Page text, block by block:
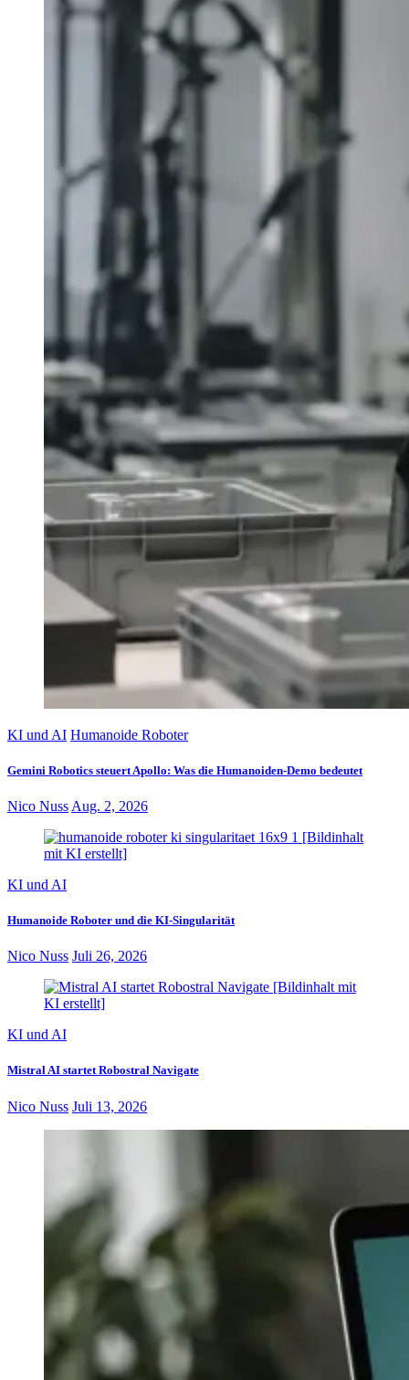
KI und AI Humanoide Roboter
Gemini Robotics steuert Apollo: Was die Humanoiden-Demo bedeutet
Nico Nuss Aug. 2, 2026
KI und AI
Humanoide Roboter und die KI-Singularität
Nico Nuss Juli 26, 2026
KI und AI
Mistral AI startet Robostral Navigate
Nico Nuss Juli 13, 2026